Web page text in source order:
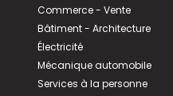
Commerce - Vente
Bâtiment - Architecture
Électricité
Mécanique automobile
Services à la personne